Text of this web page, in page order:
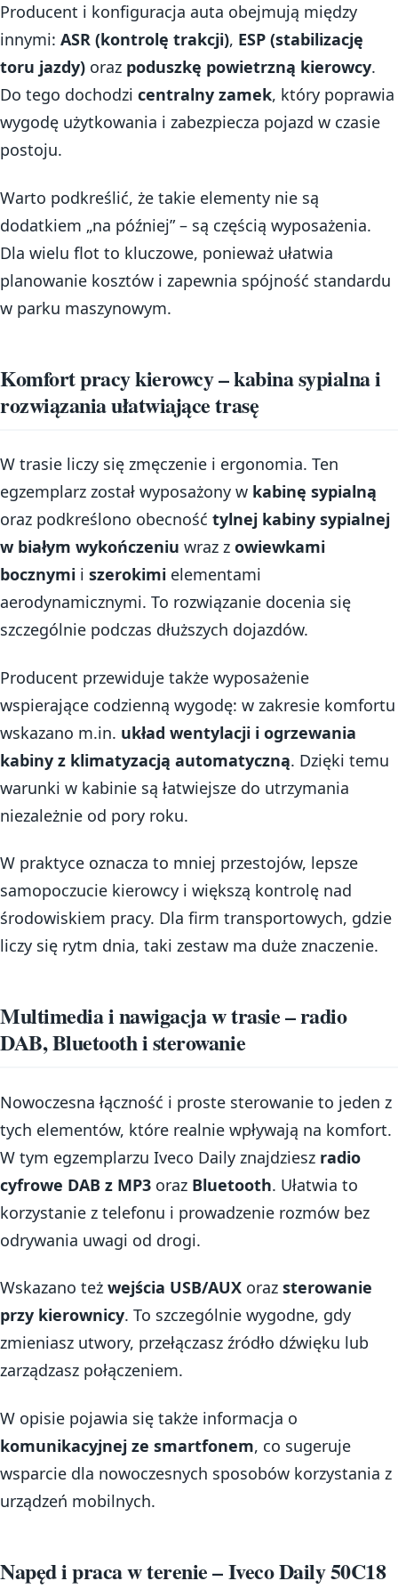
Producent i konfiguracja auta obejmują między
innymi: ASR (kontrolę trakcji), ESP (stabilizację
toru jazdy) oraz poduszkę powietrzną kierowcy.
Do tego dochodzi centralny zamek, który poprawia
wygodę użytkowania i zabezpiecza pojazd w czasie
postoju.
Warto podkreślić, że takie elementy nie są
dodatkiem „na później” – są częścią wyposażenia.
Dla wielu flot to kluczowe, ponieważ ułatwia
planowanie kosztów i zapewnia spójność standardu
w parku maszynowym.
Komfort pracy kierowcy – kabina sypialna i
rozwiązania ułatwiające trasę
W trasie liczy się zmęczenie i ergonomia. Ten
egzemplarz został wyposażony w kabinę sypialną
oraz podkreślono obecność tylnej kabiny sypialnej
w białym wykończeniu wraz z owiewkami
bocznymi i szerokimi elementami
aerodynamicznymi. To rozwiązanie docenia się
szczególnie podczas dłuższych dojazdów.
Producent przewiduje także wyposażenie
wspierające codzienną wygodę: w zakresie komfortu
wskazano m.in. układ wentylacji i ogrzewania
kabiny z klimatyzacją automatyczną. Dzięki temu
warunki w kabinie są łatwiejsze do utrzymania
niezależnie od pory roku.
W praktyce oznacza to mniej przestojów, lepsze
samopoczucie kierowcy i większą kontrolę nad
środowiskiem pracy. Dla firm transportowych, gdzie
liczy się rytm dnia, taki zestaw ma duże znaczenie.
Multimedia i nawigacja w trasie – radio
DAB, Bluetooth i sterowanie
Nowoczesna łączność i proste sterowanie to jeden z
tych elementów, które realnie wpływają na komfort.
W tym egzemplarzu Iveco Daily znajdziesz radio
cyfrowe DAB z MP3 oraz Bluetooth. Ułatwia to
korzystanie z telefonu i prowadzenie rozmów bez
odrywania uwagi od drogi.
Wskazano też wejścia USB/AUX oraz sterowanie
przy kierownicy. To szczególnie wygodne, gdy
zmieniasz utwory, przełączasz źródło dźwięku lub
zarządzasz połączeniem.
W opisie pojawia się także informacja o
komunikacyjnej ze smartfonem, co sugeruje
wsparcie dla nowoczesnych sposobów korzystania z
urządzeń mobilnych.
Napęd i praca w terenie – Iveco Daily 50C18